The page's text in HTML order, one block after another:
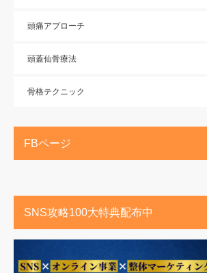
頭痛アプローチ
頭蓋仙骨療法
骨格テクニック
FBページ
SNS攻略100大特典配布中